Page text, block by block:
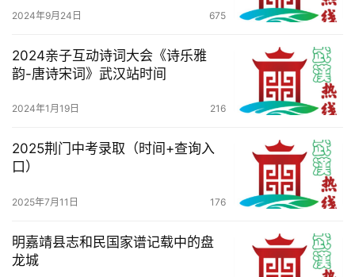
务
导
2024年9月24日 675
2024亲子互动诗词大会《诗乐雅
韵-唐诗宋词》武汉站时间
2024年1月19日 216
2025荆门中考录取（时间+查询入
口）
2025年7月11日 176
明嘉靖县志和民国家谱记载中的盘
龙城